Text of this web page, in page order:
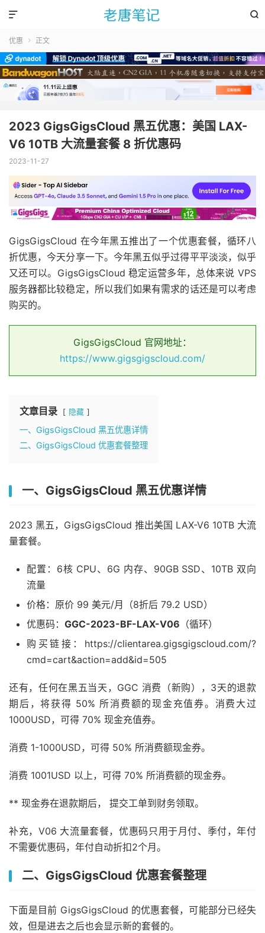


优惠  正文
2023 GigsGigsCloud 黑五优惠：美国 LAX-
V6 10TB 大流量套餐 8 折优惠码
2023-11-27
GigsGigsCloud 在今年黑五推出了一个优惠套餐，循环八
折优惠，今天分享一下。今年黑五似乎过得平平淡淡，似乎
又还可以。GigsGigsCloud 稳定运营多年，总体来说 VPS
服务器都比较稳定，所以我们如果有需求的话还是可以考虑
购买的。
GigsGigsCloud 官网地址：
https://www.gigsgigscloud.com/
文章目录 隐藏
一、GigsGigsCloud 黑五优惠详情
二、GigsGigsCloud 优惠套餐整理
一、GigsGigsCloud 黑五优惠详情
2023 黑五，GigsGigsCloud 推出美国 LAX-V6 10TB 大流
量套餐。
配置：6核 CPU、6G 内存、 90GBSSD、10TB 双向
流量
价格：原价 99 美元/月（8折后 79.2 USD）
优惠码： GGC-2023-BF-LAX-V06 （循环）
购买链接：https://clientarea.gigsgigscloud.com/?
cmd=cart&action=add&id=505
还有，任何在黑五当天，GGC 消费（新购），3天的退款
期后，将获得 50% 所消费额的现金充值券。消费大过
1000USD，可得 70% 现金充值券。
消费 1-1000USD，可得 50% 所消费额现金券。
消费 1001USD 以上，可得 70% 所消费额的现金券。
** 现金券在退款期后， 提交工单到财务领取。
补充，V06 大流量套餐，优惠码只用于月付、季付，年付
不需要优惠码，年付自动折扣2个月。
二、GigsGigsCloud 优惠套餐整理
下面是目前 GigsGigsCloud 的优惠套餐，可能部分已经失
效，但是进去之后也会显示新的套餐的。